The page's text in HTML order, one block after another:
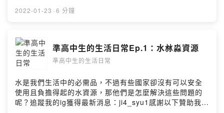
2022-01-23 · 6 分鐘
準高中生的生活日常Ep.1：水沝淼資源
準高中生的生活日常
水是我們生活中的必需品，不過有些國家卻沒有可以安全
使用且負擔得起的水資源，那他們是怎麼解決這些問題的
呢？追蹤我的ig獲得最新消息：ji4_syu1感謝以下贊助我的